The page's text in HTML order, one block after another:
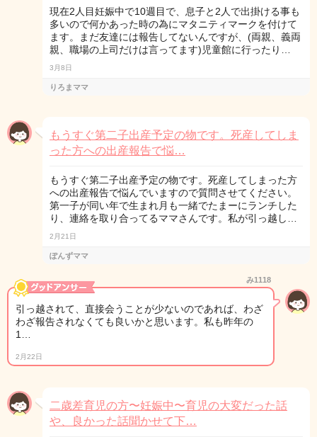
現在2人目妊娠中で10週目で、息子と2人で出掛ける事も
多いので何かあった時の為にマタニティマークを付けて
ます。まだ友達には報告してないんですが、(両親、義両
親、職場の上司だけは言ってます)児童館に行ったり…
3月8日
りろまママ
もうすぐ第二子出産予定の物です。死産してしま
った方への出産報告で悩…
もうすぐ第二子出産予定の物です。死産してしまった方
への出産報告で悩んでいますので質問させてください。
第一子が同い年で生まれ月も一緒でたまーにランチした
り、連絡を取り合ってるママさんです。私が引っ越し…
2月21日
ぽんずママ
み1118
引っ越されて、直接会うことが少ないのであれば、わざ
わざ報告されなくても良いかと思います。私も昨年の
1…
2月22日
二歳差育児の方〜妊娠中〜育児の大変だった話
や、良かった話聞かせて下…